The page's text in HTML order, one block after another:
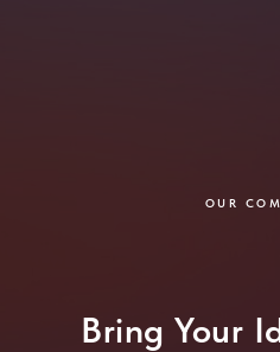
OUR
Bring Your